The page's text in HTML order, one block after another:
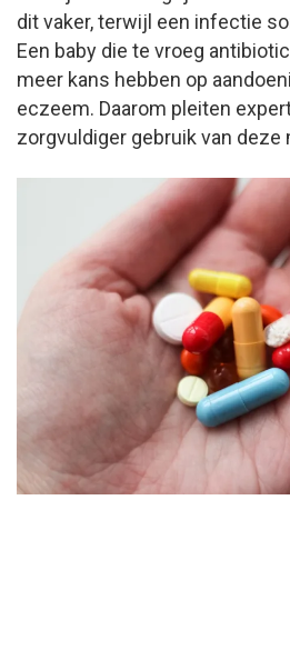
dit vaker, terwijl een infectie
Een baby die te vroeg
meer kans hebben op
eczeem. Daarom pleiten
zorgvuldiger gebruik van deze